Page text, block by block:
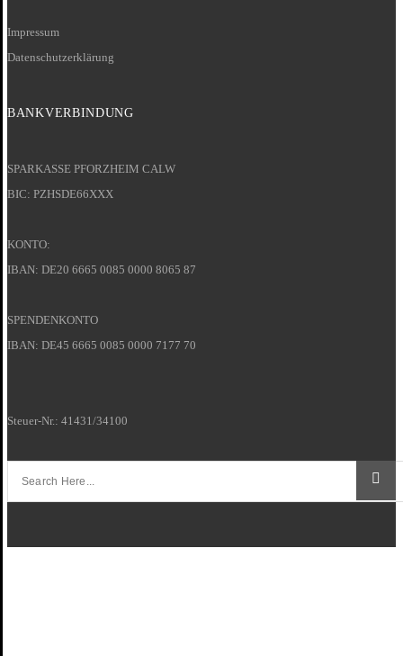
Impressum
Datenschutzerklärung
BANKVERBINDUNG
SPARKASSE PFORZHEIM CALW
BIC: PZHSDE66XXX
KONTO:
IBAN: DE20 6665 0085 0000 8065 87
SPENDENKONTO
IBAN: DE45 6665 0085 0000 7177 70
Steuer-Nr.: 41431/34100